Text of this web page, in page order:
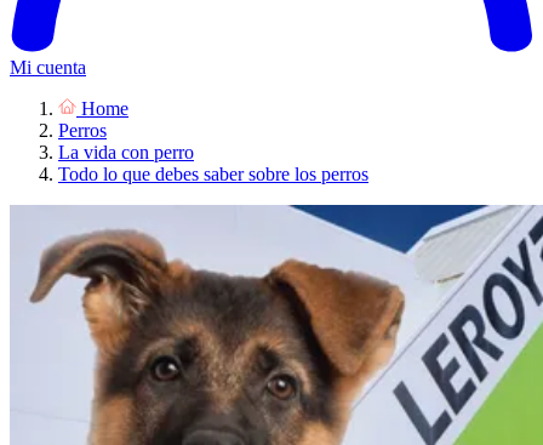
Mi cuenta
Home
Perros
La vida con perro
Todo lo que debes saber sobre los perros